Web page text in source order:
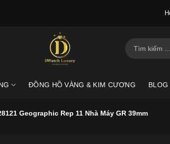
Tìm
kiếm:
ĐỒNG HỒ VÀNG & KIM CƯƠNG BLOG
Geographic Rep 11 Nhà Máy GR 39mm